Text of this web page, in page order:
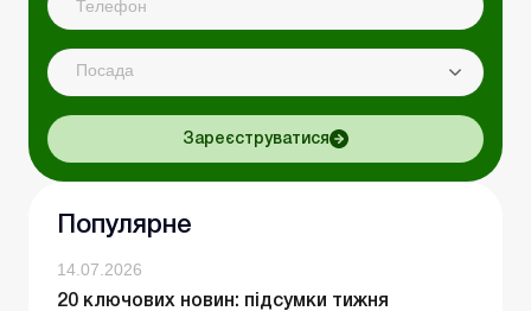
Посада
Зареєструватися
Популярне
14.07.2026
20 ключових новин: підсумки тижня